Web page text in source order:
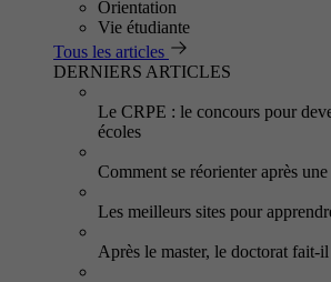
Orientation
Vie étudiante
Tous les articles
DERNIERS ARTICLES
Le CRPE : le concours pour
écoles
Comment se réorienter après
Les meilleurs sites pour
Après le master, le doctorat fait-